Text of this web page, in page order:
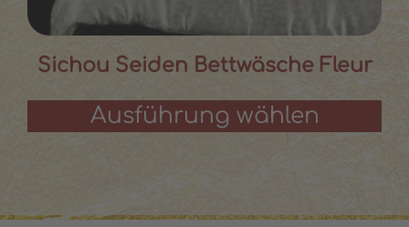
Sichou Seiden Bettwäsche Fleur
Ausführung wählen